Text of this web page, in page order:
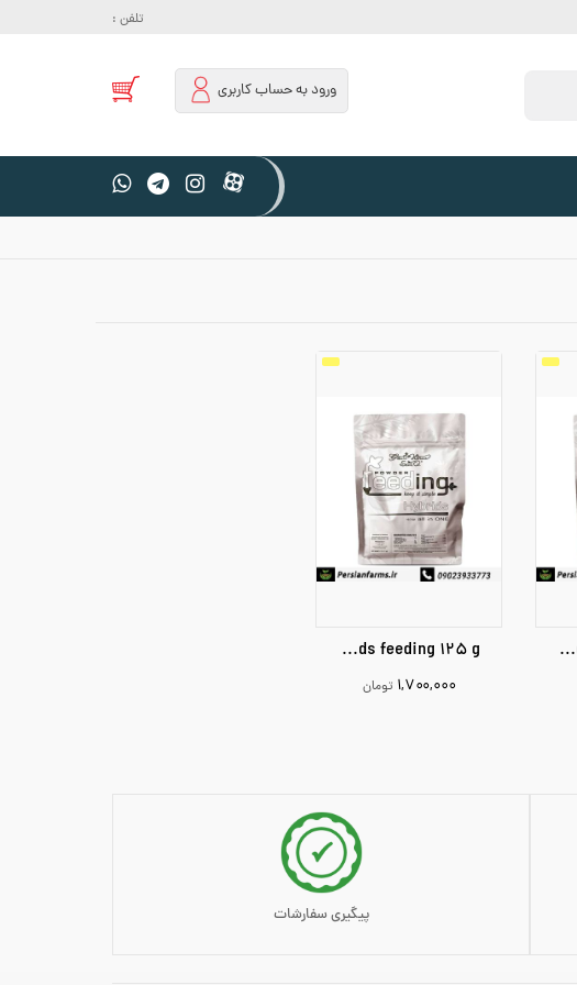
تلفن :
ورود به حساب کاربری
Hybrids feeding 500 g
Hybrids feeding 125 g
۱,۷۰۰,۰۰۰ تومان
پیگیری سفارشات